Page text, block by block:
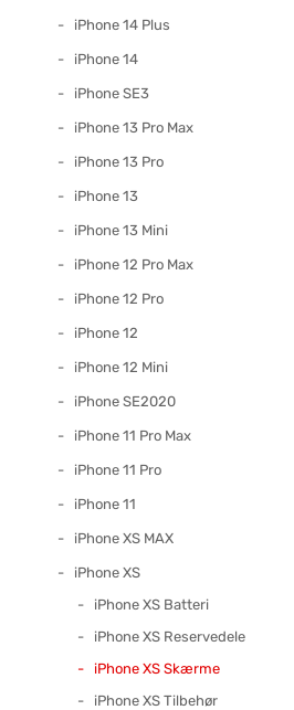
iPhone 14 Plus
iPhone 14
iPhone SE3
iPhone 13 Pro Max
iPhone 13 Pro
iPhone 13
iPhone 13 Mini
iPhone 12 Pro Max
iPhone 12 Pro
iPhone 12
iPhone 12 Mini
iPhone SE2020
iPhone 11 Pro Max
iPhone 11 Pro
iPhone 11
iPhone XS MAX
iPhone XS
iPhone XS Batteri
iPhone XS Reservedele
iPhone XS Skærme
iPhone XS Tilbehør